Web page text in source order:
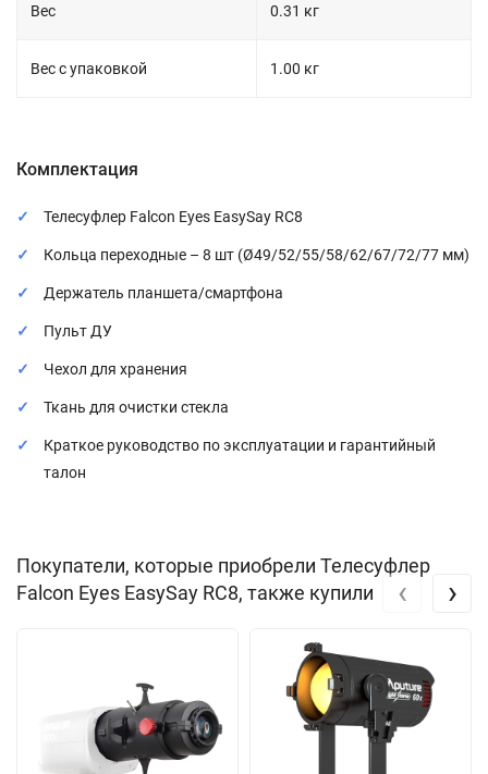
Вес 0.31 кг
Вес с упаковкой 1.00 кг
Комплектация
Телесуфлер Falcon Eyes EasySay RC8
Кольца переходные – 8 шт (Ø49/52/55/58/62/67/72/77 мм)
Держатель планшета/смартфона
Пульт ДУ
Чехол для хранения
Ткань для очистки стекла
Краткое руководство по эксплуатации и гарантийный
талон
Покупатели, которые приобрели Телесуфлер
Falcon Eyes EasySay RC8, также купили
‹ ›